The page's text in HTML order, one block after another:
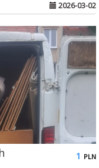
2026-03-02
1 PLN